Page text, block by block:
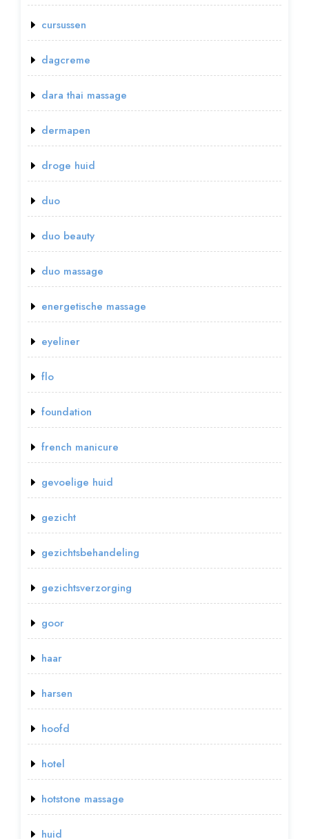
cursussen
dagcreme
dara thai massage
dermapen
droge huid
duo
duo beauty
duo massage
energetische massage
eyeliner
flo
foundation
french manicure
gevoelige huid
gezicht
gezichtsbehandeling
gezichtsverzorging
goor
haar
harsen
hoofd
hotel
hotstone massage
huid